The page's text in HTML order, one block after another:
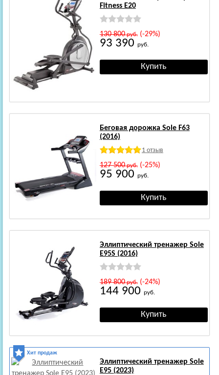
Fitness E20
130 800руб.(-29%)
93 390 руб.
Беговая дорожка Sole F63
(2016)
1 отзыв
127 500руб.(-25%)
95 900 руб.
Эллиптический тренажер Sole
E95S (2016)
189 800руб.(-24%)
144 900 руб.
Хит продаж
Эллиптический тренажер Sole
E95 (2023)